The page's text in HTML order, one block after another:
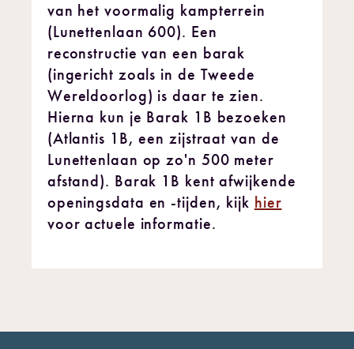
van het voormalig kampterrein
(Lunettenlaan 600). Een
reconstructie van een barak
(ingericht zoals in de Tweede
Wereldoorlog) is daar te zien.
Hierna kun je Barak 1B bezoeken
(Atlantis 1B, een zijstraat van de
Lunettenlaan op zo'n 500 meter
afstand). Barak 1B kent afwijkende
openingsdata en -tijden, kijk hier
voor actuele informatie.